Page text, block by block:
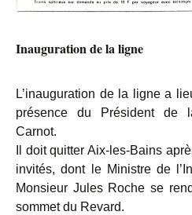
Inauguration de la ligne
L’inauguration de la ligne a
présence du Président de
Carnot.
Il doit quitter Aix-les-Bains
invités, dont le Ministre de
Monsieur Jules Roche se
sommet du Revard.